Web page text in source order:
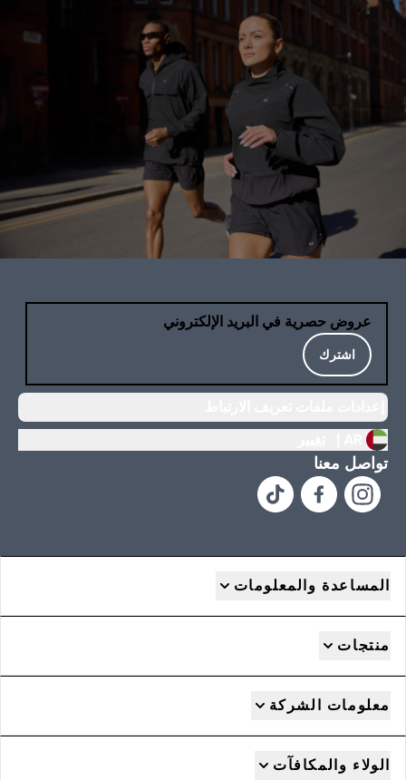
عروض حصرية في البريد الإلكتروني
اشترك
تواصل معنا
المساعدة والمعلومات
منتجات
معلومات الشركة
الولاء والمكافآت